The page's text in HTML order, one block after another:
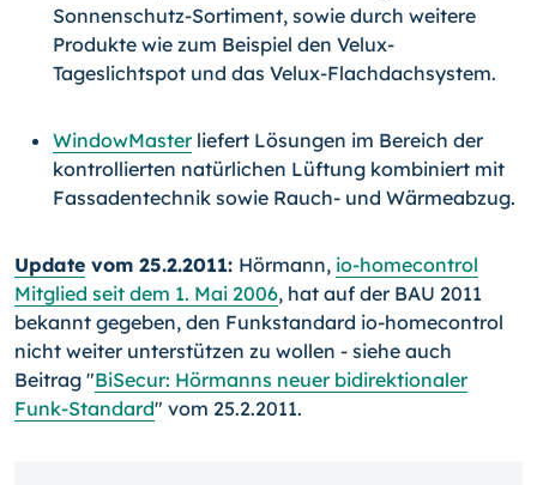
Sonnenschutz-Sortiment, sowie durch weitere
Produkte wie zum Beispiel den Velux-
Tageslichtspot und das Velux-Flachdachsystem.
WindowMasterliefert Lösungen im Bereich der
kontrollierten natürlichen Lüftung kombiniert mit
Fassadentechnik sowie Rauch- und Wärmeabzug.
Update vom 25.2.2011: Hörmann, io-homecontrol
Mitglied seit dem 1. Mai 2006, hat auf der BAU 2011
bekannt gegeben, den Funkstandard io-homecontrol
nicht weiter unterstützen zu wollen - siehe auch
Beitrag "BiSecur: Hörmanns neuer bidirektionaler
Funk-Standard" vom 25.2.2011.